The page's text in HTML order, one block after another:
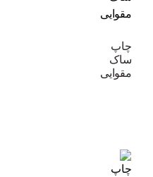
چاپ
ساک
مقوایی